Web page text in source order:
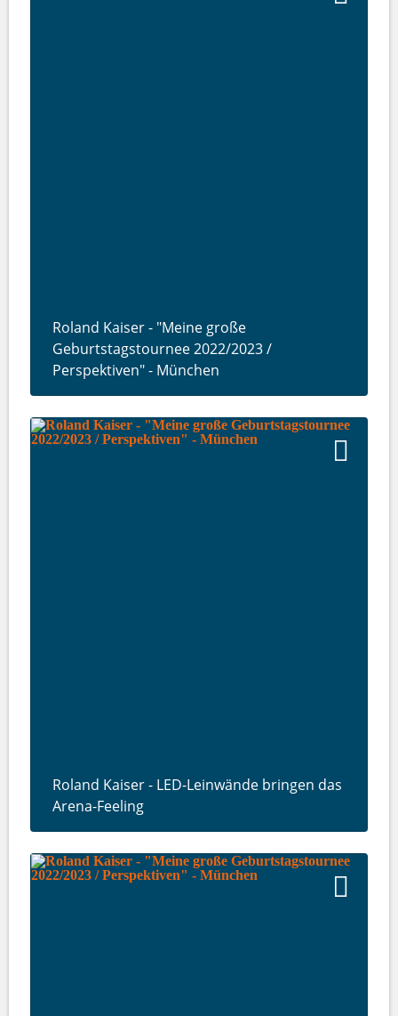
Roland Kaiser - "Meine große
Geburtstagstournee 2022/2023 /
Perspektiven" - München
Roland Kaiser - LED-Leinwände bringen das
Arena-Feeling